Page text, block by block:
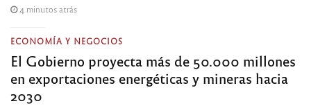
4 minutos atrás
ECONOMÍA Y NEGOCIOS
El Gobierno proyecta más de 50.000 millones
en exportaciones energéticas y mineras hacia
2030